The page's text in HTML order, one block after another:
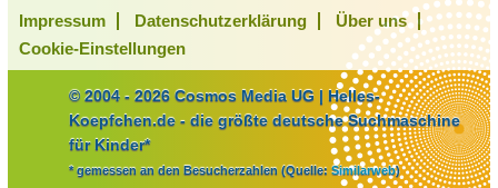
Impressum Datenschutzerklärung
Über uns
Cookie-Einstellungen
© 2004 - 2026 Cosmos Media UG | Helles-
Koepfchen.de - die größte deutsche Suchmaschine
für Kinder*
* gemessen an den Besucherzahlen (Quelle: Similarweb)